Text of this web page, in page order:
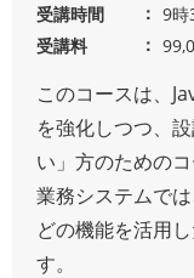
受講時間
9時
受講料
このコースは、
を強化しつつ、
い」方のためのコ
業務システムで
どの機能を活用
す。